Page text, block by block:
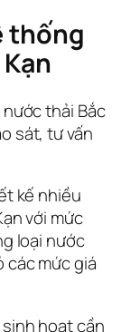
thống
thải Bắc
sát, tư vấn
kế nhiều
với mức
loại nước
các mức giá
hoạt cần